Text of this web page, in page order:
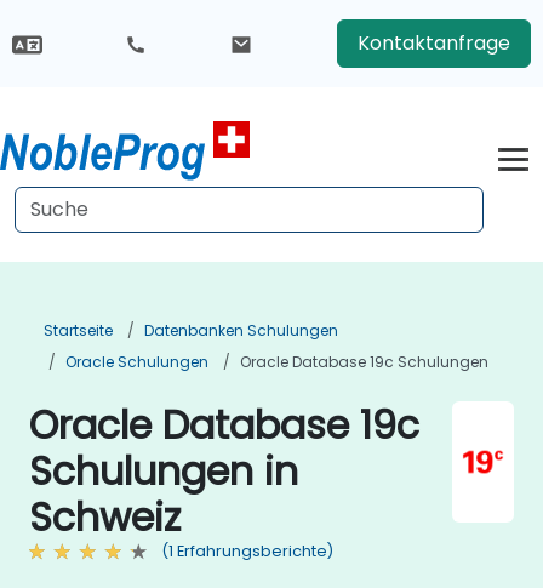
Kontaktanfrage
Startseite
Datenbanken Schulungen
Oracle Schulungen
Oracle Database 19c Schulungen
Oracle Database 19c
Schulungen in
Schweiz
(1 Erfahrungsberichte)